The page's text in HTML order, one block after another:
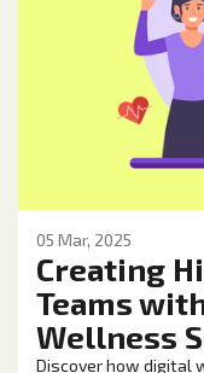
05 Mar, 2025
Creating
Teams
Wellness
Discover how digital